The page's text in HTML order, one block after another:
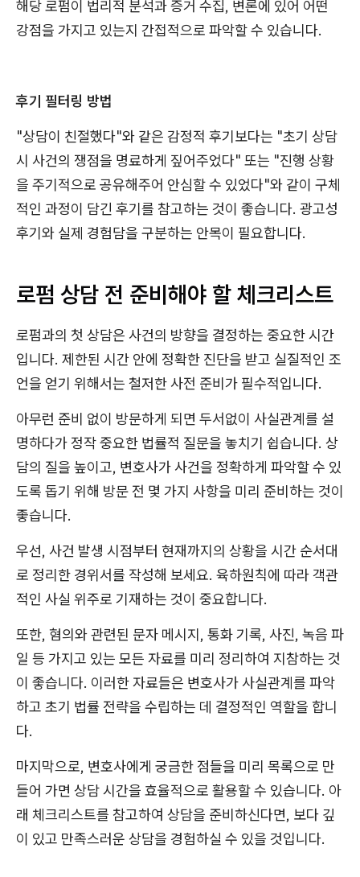
해당 로펌이 법리적 분석과 증거 수집, 변론에 있어 어떤
강점을 가지고 있는지 간접적으로 파악할 수 있습니다.
후기 필터링 방법
"상담이 친절했다"와 같은 감정적 후기보다는 "초기 상담
시 사건의 쟁점을 명료하게 짚어주었다" 또는 "진행 상황
을 주기적으로 공유해주어 안심할 수 있었다"와 같이 구체
적인 과정이 담긴 후기를 참고하는 것이 좋습니다. 광고성
후기와 실제 경험담을 구분하는 안목이 필요합니다.
로펌 상담 전 준비해야 할 체크리스트
로펌과의 첫 상담은 사건의 방향을 결정하는 중요한 시간
입니다. 제한된 시간 안에 정확한 진단을 받고 실질적인 조
언을 얻기 위해서는 철저한 사전 준비가 필수적입니다.
아무런 준비 없이 방문하게 되면 두서없이 사실관계를 설
명하다가 정작 중요한 법률적 질문을 놓치기 쉽습니다. 상
담의 질을 높이고, 변호사가 사건을 정확하게 파악할 수 있
도록 돕기 위해 방문 전 몇 가지 사항을 미리 준비하는 것이
좋습니다.
우선, 사건 발생 시점부터 현재까지의 상황을 시간 순서대
로 정리한 경위서를 작성해 보세요. 육하원칙에 따라 객관
적인 사실 위주로 기재하는 것이 중요합니다.
또한, 혐의와 관련된 문자 메시지, 통화 기록, 사진, 녹음 파
일 등 가지고 있는 모든 자료를 미리 정리하여 지참하는 것
이 좋습니다. 이러한 자료들은 변호사가 사실관계를 파악
하고 초기 법률 전략을 수립하는 데 결정적인 역할을 합니
다.
마지막으로, 변호사에게 궁금한 점들을 미리 목록으로 만
들어 가면 상담 시간을 효율적으로 활용할 수 있습니다. 아
래 체크리스트를 참고하여 상담을 준비하신다면, 보다 깊
이 있고 만족스러운 상담을 경험하실 수 있을 것입니다.